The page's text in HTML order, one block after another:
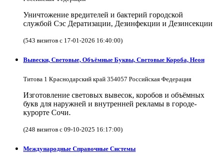
Уничтожение вредителей и бактерий городской
службой Сэс Дератизации, Дезинфекции и Дезинсекции
(543 визитов с 17-01-2026 16:40:00)
Вывески, Световые, Объёмные Буквы, Световые Короба, Неон
Титова 1 Краснодарский край 354057 Российская Федерация
Изготовление световых вывесок, коробов и объёмных
букв для наружней и внутренней рекламы в городе-
курорте Сочи.
(248 визитов с 09-10-2025 16:17:00)
Международные Справочные Системы